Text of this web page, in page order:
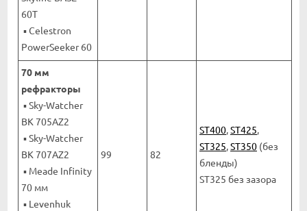
60T
▪ Celestron
PowerSeeker 60
70 мм
рефракторы
▪ Sky-Watcher
BK 705AZ2
▪ Sky-Watcher
BK 707AZ2
▪ Meade Infinity
70 мм
▪ Levenhuk
99 82
ST400,ST425,
ST325,ST350 (без
бленды)
ST325 без зазора